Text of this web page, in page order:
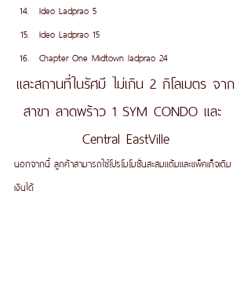
Ideo Ladprao 5
Ideo Ladprao 15
Chapter One Midtown ladprao 24
และสถานที่ในรัศมี ไม่เกิน 2 กิโลเมตร จาก
สาขา ลาดพร้าว 1 SYM CONDO และ
Central EastVille
นอกจากนี้ ลูกค้าสามารถใช้โปรโมโมชั่นสะสมแต้มและแพ็คเก็จเติม
เงินได้